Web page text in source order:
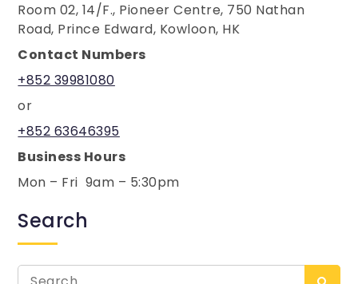
Room 02, 14/F., Pioneer Centre, 750 Nathan
Road, Prince Edward, Kowloon, HK
Contact Numbers
+852 39981080
or
+852 63646395
Business Hours
Mon – Fri 9am – 5:30pm
Search